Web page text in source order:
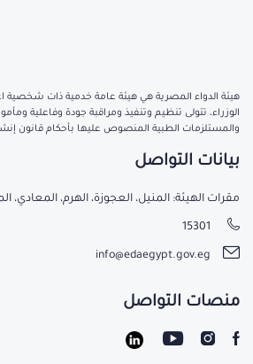
هيئة الدواء المصرية هي هيئة عامة خدمية ذات شخصية
الوزراء، تتولى تنظيم وتنفيذ ومراقبة جودة وفاعلية
والمستلزمات الطبية المنصوص عليها بأحكام قانون
بيانات التواصل
مقرات الهيئة: المنيل، العجوزة، الهرم، المعادي،
15301
info@edaegypt.gov.eg
منصات التواصل